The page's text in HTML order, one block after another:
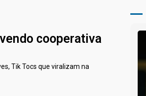
cooperativa
Tik Tocs que viralizam na